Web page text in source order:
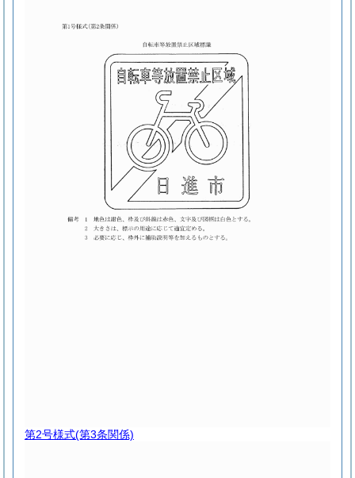
第2号様式(第3条関係)